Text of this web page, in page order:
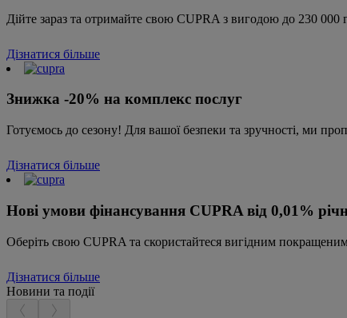
Дійте зараз та отримайте свою CUPRA з вигодою до 230 000
Дізнатися більше
Знижка -20% на комплекс послуг
Готуємось до сезону! Для вашої безпеки та зручності, ми
Дізнатися більше
Нові умови фінансування CUPRA від 0,01%
Оберіть свою CUPRA та скористайтеся вигідним
Дізнатися більше
Новини та події